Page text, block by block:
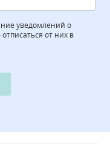
уведомлений о
от них в